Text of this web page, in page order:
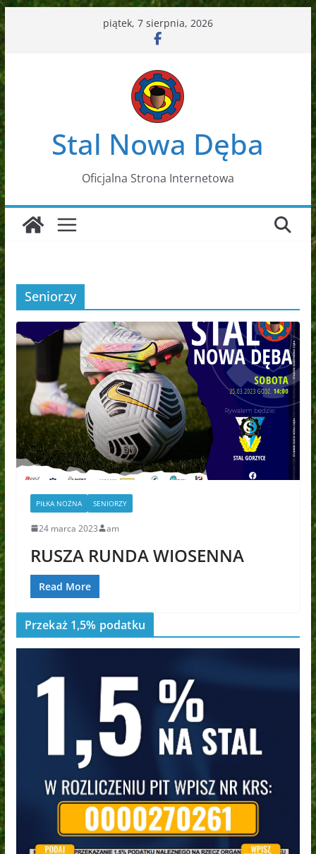
Przejdź
do
treści
piątek, 7 sierpnia, 2026
Stal Nowa Dęba
Oficjalna Strona Internetowa
Seniorzy
PIŁKA NOŻNA SENIORZY
24 marca 2023 am
RUSZA RUNDA WIOSENNA
Read More
Przekaż 1,5% podatku